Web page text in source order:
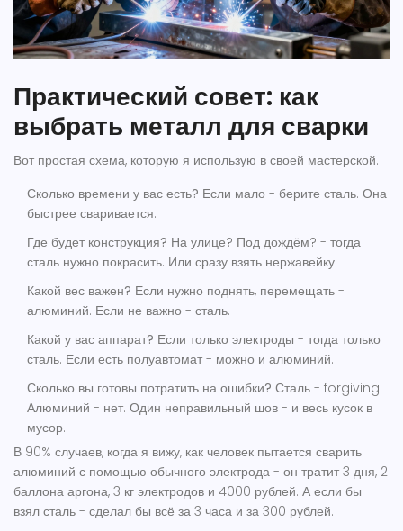
Практический совет: как
выбрать металл для сварки
Вот простая схема, которую я использую в своей мастерской:
Сколько времени у вас есть? Если мало - берите сталь. Она
быстрее сваривается.
Где будет конструкция? На улице? Под дождём? - тогда
сталь нужно покрасить. Или сразу взять нержавейку.
Какой вес важен? Если нужно поднять, перемещать -
алюминий. Если не важно - сталь.
Какой у вас аппарат? Если только электроды - тогда только
сталь. Если есть полуавтомат - можно и алюминий.
Сколько вы готовы потратить на ошибки? Сталь - forgiving.
Алюминий - нет. Один неправильный шов - и весь кусок в
мусор.
В 90% случаев, когда я вижу, как человек пытается сварить
алюминий с помощью обычного электрода - он тратит 3 дня, 2
баллона аргона, 3 кг электродов и 4000 рублей. А если бы
взял сталь - сделал бы всё за 3 часа и за 300 рублей.